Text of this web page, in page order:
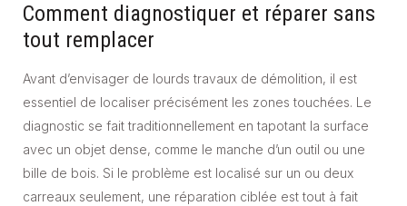
Comment diagnostiquer et réparer sans
tout remplacer
Avant d’envisager de lourds travaux de démolition, il est
essentiel de localiser précisément les zones touchées. Le
diagnostic se fait traditionnellement en tapotant la surface
avec un objet dense, comme le manche d’un outil ou une
bille de bois. Si le problème est localisé sur un ou deux
carreaux seulement, une réparation ciblée est tout à fait